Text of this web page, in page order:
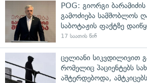
POG: გიორგი ბარამიძის
გამოძიება სამშობლოს
საბოტაჟის ფაქტზე
17 საათის წინ
ცელიანი სიკვდილივით
რომელიც პაციენტებს
აშტერდებოდა,